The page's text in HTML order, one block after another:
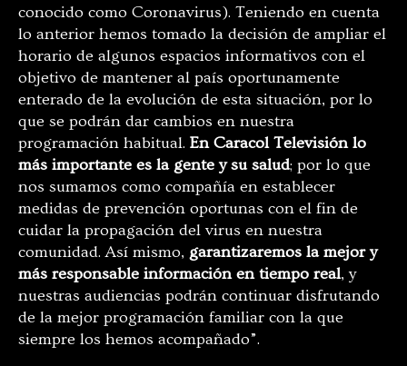
conocido como Coronavirus). Teniendo en cuenta
lo anterior hemos tomado la decisión de ampliar el
horario de algunos espacios informativos con el
objetivo de mantener al país oportunamente
enterado de la evolución de esta situación, por lo
que se podrán dar cambios en nuestra
programación habitual. En Caracol Televisión lo
más importante es la gente y su salud; por lo que
nos sumamos como compañía en establecer
medidas de prevención oportunas con el fin de
cuidar la propagación del virus en nuestra
comunidad. Así mismo, garantizaremos la mejor y
más responsable información en tiempo real, y
nuestras audiencias podrán continuar disfrutando
de la mejor programación familiar con la que
siempre los hemos acompañado”.